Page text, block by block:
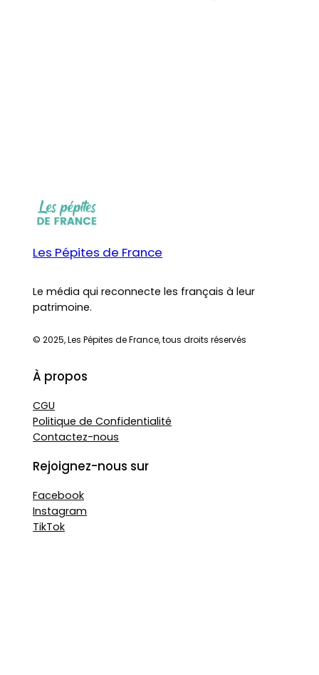
Les Pépites de France
Le média qui reconnecte les français à leur
patrimoine.
© 2025, Les Pépites de France, tous droits réservés
À propos
CGU
Politique de Confidentialité
Contactez-nous
Rejoignez-nous sur
Facebook
Instagram
TikTok